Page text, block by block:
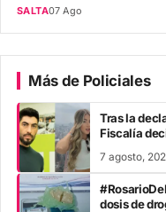
SALTA07 Ago
Más de Policiales
Tras la
Fiscalía
7 agosto,
dosis de